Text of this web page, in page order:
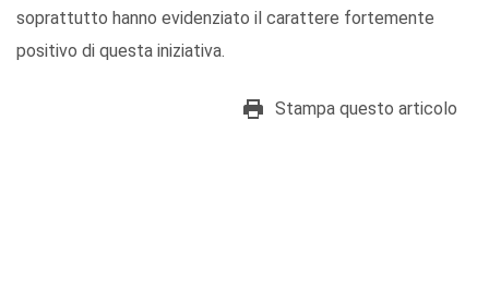
soprattutto hanno evidenziato il carattere fortemente
positivo di questa iniziativa.
Stampa questo articolo